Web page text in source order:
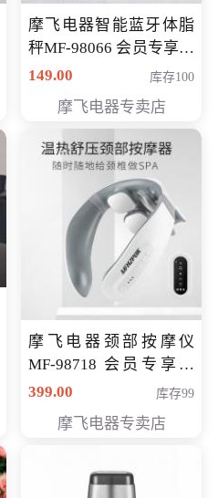
摩飞电器智能蓝牙体脂
秤MF-98066 会员专享价
98元
149.00 库存100
摩飞电器专卖店
摩飞电器颈部按摩仪
MF-98718 会员专享价
299元
399.00 库存99
摩飞电器专卖店